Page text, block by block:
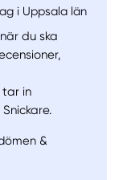
i Uppsala län
du ska
tar in
&